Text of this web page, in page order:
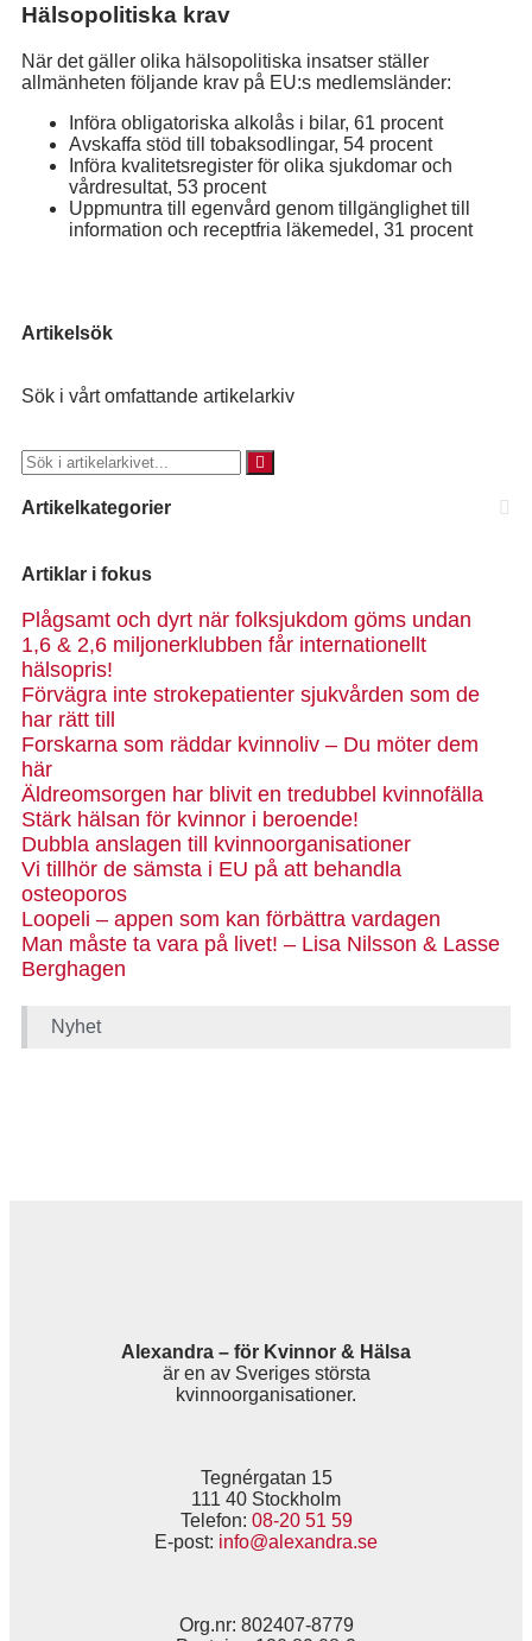
Hälsopolitiska krav
När det gäller olika hälsopolitiska insatser ställer
allmänheten följande krav på EU:s medlemsländer:
Införa obligatoriska alkolås i bilar, 61 procent
Avskaffa stöd till tobaksodlingar, 54 procent
Införa kvalitetsregister för olika sjukdomar och
vårdresultat, 53 procent
Uppmuntra till egenvård genom tillgänglighet till
information och receptfria läkemedel, 31 procent
Artikelsök
Sök i vårt omfattande artikelarkiv
Artikelkategorier
Artiklar i fokus
Plågsamt och dyrt när folksjukdom göms undan
1,6 & 2,6 miljonerklubben får internationellt
hälsopris!
Förvägra inte strokepatienter sjukvården som de
har rätt till
Forskarna som räddar kvinnoliv – Du möter dem
här
Äldreomsorgen har blivit en tredubbel kvinnofälla
Stärk hälsan för kvinnor i beroende!
Dubbla anslagen till kvinnoorganisationer
Vi tillhör de sämsta i EU på att behandla
osteoporos
Loopeli – appen som kan förbättra vardagen
Man måste ta vara på livet! – Lisa Nilsson & Lasse
Berghagen
Nyhet
Alexandra – för Kvinnor & Hälsa
är en av Sveriges största
kvinnoorganisationer.
Tegnérgatan 15
111 40 Stockholm
Telefon: 08-20 51 59
E-post: info@alexandra.se
Org.nr: 802407-8779